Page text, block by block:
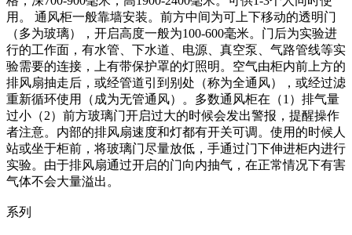
用。 通风柜一般靠墙安装。前方中间为可上下移动的透明门
（多为玻璃），开启高度一般为100-600毫米。门后为实验进
行的工作面，有水管、下水道、电源、真空泵、气路管线等实
验需要的连接，上有带保护罩的灯照明。空气由柜内前上方的
排风扇抽走后，或经管道引到别处（称为全通风），或经过滤
重新循环使用（成为无管通风）。多数通风柜在（1）排气量
过小（2）前方玻璃门开启过大的时候会发出警报，提醒操作
者注意。内部的排风扇速度和灯都有开关可调。使用的时候人
站或坐于柜前，将玻璃门尽量放低，手通过门下伸进柜内进行
实验。由于排风扇通过开启的门向内抽气，在正常情况下有害
气体不会大量溢出。
系列